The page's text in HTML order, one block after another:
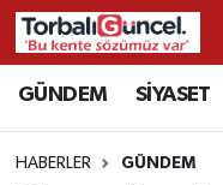
GÜNDEM SİYASET
HABERLER GÜNDEM
İzmir Nöbetçi
İzmir Hava